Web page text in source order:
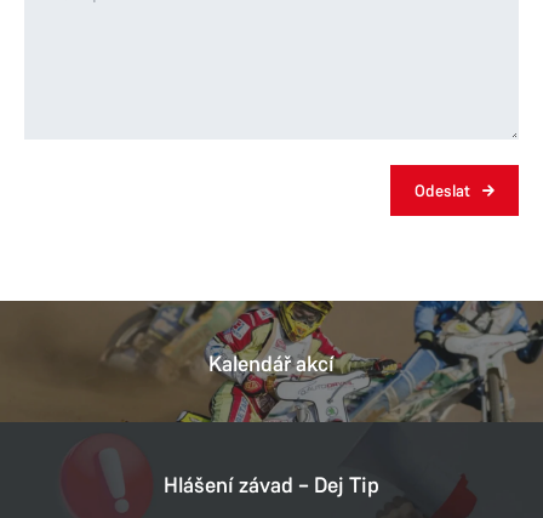
Odeslat
Kalendář akcí
Hlášení závad – Dej Tip